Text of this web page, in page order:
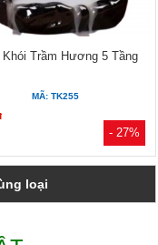
- 27%
Khói Trầm Hương 5 Tầng
MÃ: TK255
loại